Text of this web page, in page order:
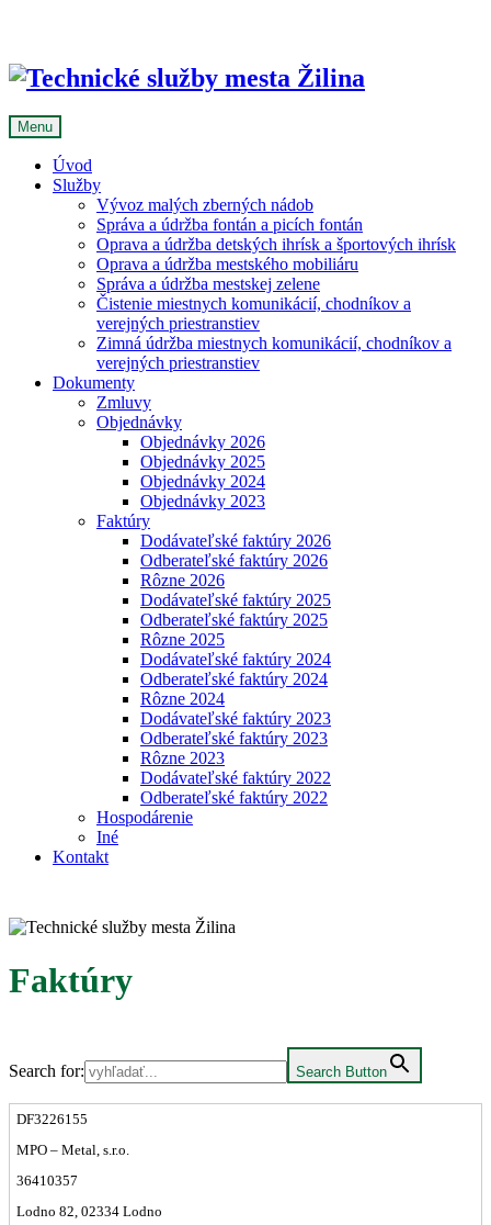
Menu
Úvod
Služby
Vývoz malých zberných nádob
Správa a údržba fontán a picích fontán
Oprava a údržba detských ihrísk a športových ihrísk
Oprava a údržba mestského mobiliáru
Správa a údržba mestskej zelene
Čistenie miestnych komunikácií, chodníkov a
verejných priestranstiev
Zimná údržba miestnych komunikácií, chodníkov a
verejných priestranstiev
Dokumenty
Zmluvy
Objednávky
Objednávky 2026
Objednávky 2025
Objednávky 2024
Objednávky 2023
Faktúry
Dodávateľské faktúry 2026
Odberateľské faktúry 2026
Rôzne 2026
Dodávateľské faktúry 2025
Odberateľské faktúry 2025
Rôzne 2025
Dodávateľské faktúry 2024
Odberateľské faktúry 2024
Rôzne 2024
Dodávateľské faktúry 2023
Odberateľské faktúry 2023
Rôzne 2023
Dodávateľské faktúry 2022
Odberateľské faktúry 2022
Hospodárenie
Iné
Kontakt
Faktúry
Search for: Search Button
DF3226155
MPO – Metal, s.r.o.
36410357
Lodno 82, 02334 Lodno